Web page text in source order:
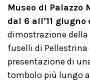
Museo di Palazzo
dal 6 all’11 giugno
dimostrazione
fuselli di Pellestrina
presentazione di
tombolo più lungo